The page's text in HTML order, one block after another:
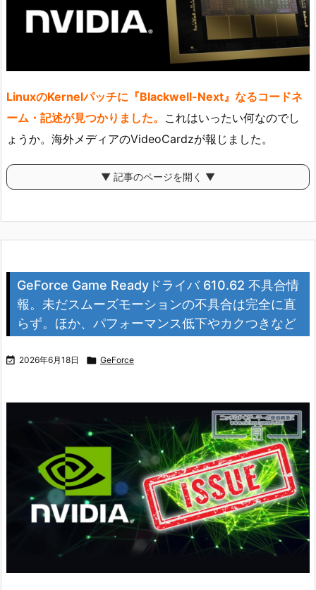
LinuxのKernelパッチに『Blackwell-Next』なるコードネ
ーム・記述が見つかりました。 これはいったい何なのでし
ょうか。海外メディアのVideoCardzが報じました。
▼ 記事のページを開く ▼
GeForce Game Readyドライバ 610.62 不具合情
報。未だスムーズモーションの不具合は完全に直
らず。ほか、パフォーマンス低下やカクつきなど
 2026年6月18日  GeForce